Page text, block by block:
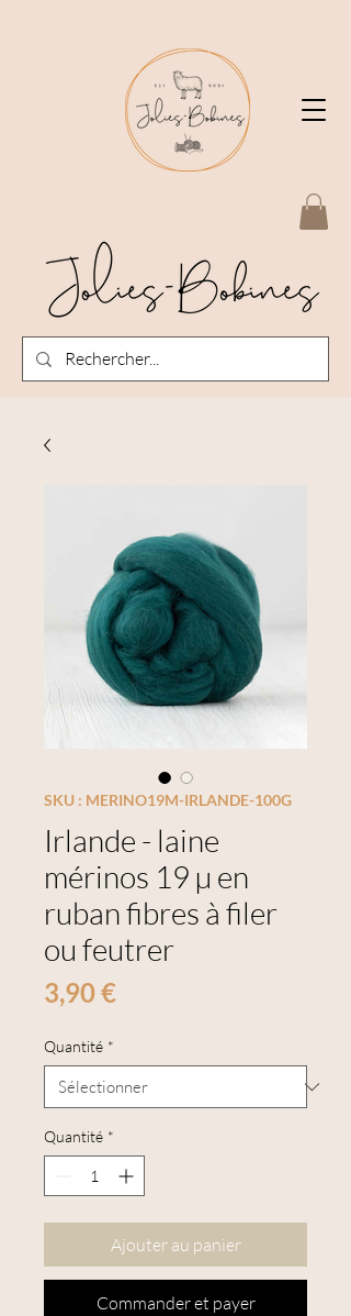
SKU : MERINO19M-IRLANDE-100G
Irlande - laine
mérinos 19 µ en
ruban fibres à filer
ou feutrer
3,90 €Prix
Quantité *
Quantité *
Ajouter au panier
Commander et payer